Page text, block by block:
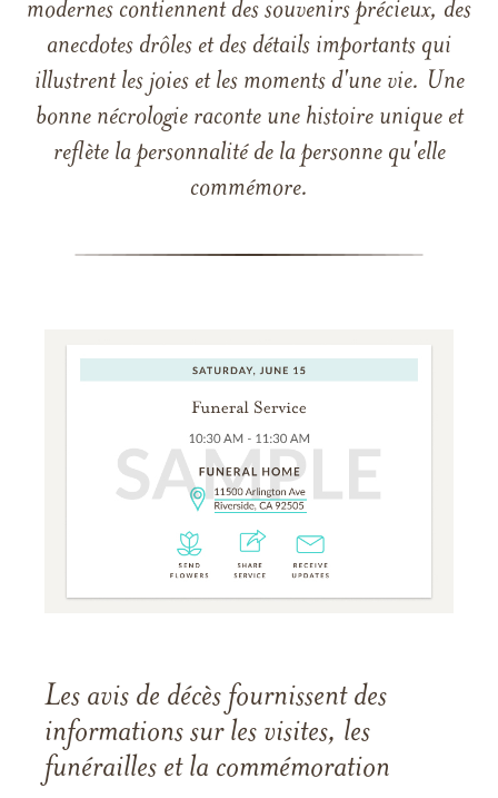
modernes contiennent des souvenirs précieux, des
anecdotes drôles et des détails importants qui
illustrent les joies et les moments d'une vie. Une
bonne nécrologie raconte une histoire unique et
reflète la personnalité de la personne qu'elle
commémore.
Les avis de décès fournissent des
informations sur les visites, les
funérailles et la commémoration